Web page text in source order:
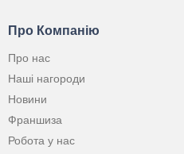
Про Компанію
Про нас
Наші нагороди
Новини
Франшиза
Робота у нас